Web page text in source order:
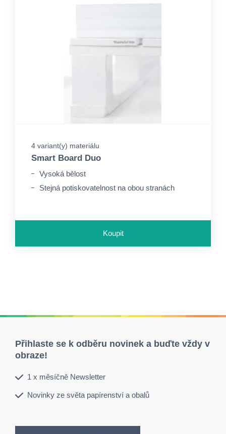
4 variant(y) materiálu
Smart Board Duo
Vysoká bělost
Stejná potiskovatelnost na obou stranách
Koupit
Přihlaste se k odběru novinek a buďte vždy v
obraze!
1 x měsíčně Newsletter
Novinky ze světa papírenství a obalů